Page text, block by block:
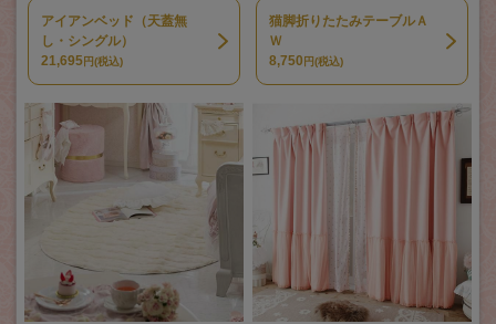
アイアンベッド（天蓋無
し・シングル）
21,695円(税込)
猫脚折りたたみテーブルＡ
Ｗ
8,750 円(税込)